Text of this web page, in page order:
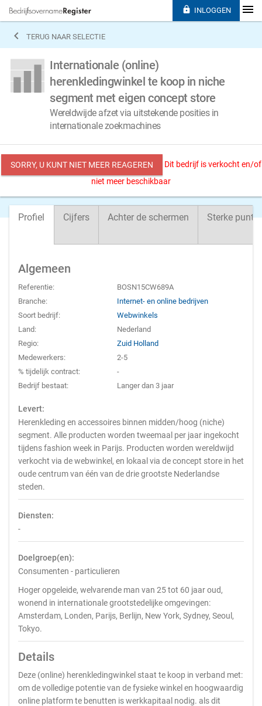
 TERUG NAAR SELECTIE
Internationale (online)
herenkledingwinkel te koop in niche
segment met eigen concept store
Wereldwijde afzet via uitstekende posities in
internationale zoekmachines
SORRY, U KUNT NIET MEER REAGEREN
Dit bedrijf is verkocht en/of
niet meer beschikbaar
Profiel Cijfers Achter de schermen Sterke
Algemeen
Referentie:
BOSN15CW689A
Branche:
Internet- en online bedrijven
Soort bedrijf:
Webwinkels
Land:
Nederland
Regio:
Zuid Holland
Medewerkers:
2-5
% tijdelijk contract:
-
Bedrijf bestaat:
Langer dan 3 jaar
Levert:
Herenkleding en accessoires binnen midden/hoog (niche)
segment. Alle producten worden tweemaal per jaar ingekocht
tijdens fashion week in Parijs. Producten worden wereldwijd
verkocht via de webwinkel, en lokaal via de concept store in het
oude centrum van één van de drie grootste Nederlandse
steden.
Diensten:
-
Doelgroep(en):
Consumenten - particulieren
Hoger opgeleide, welvarende man van 25 tot 60 jaar oud,
wonend in internationale grootstedelijke omgevingen:
Amsterdam, Londen, Parijs, Berlijn, New York, Sydney, Seoul,
Tokyo.
Details
Deze (online) herenkledingwinkel staat te koop in verband met:
om de volledige potentie van de fysieke winkel en hoogwaardig
online platform te benutten is werkkapitaal nodig. als dit
 INLOGGEN